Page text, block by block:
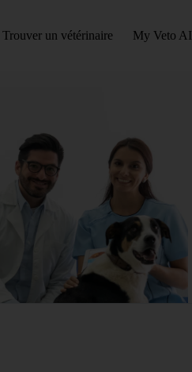
Trouver un vétérinaire My Veto AI